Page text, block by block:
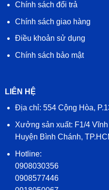
Chính sách đổi trả
Chính sách giao hàng
Điều khoản sử dụng
Chính sách bảo mật
LIÊN HỆ
Địa chỉ: 554 Cộng Hòa,
Xưởng sản xuất: F1/4
Huyện Bình Chánh,
Hotline:
0908030356
0908577446